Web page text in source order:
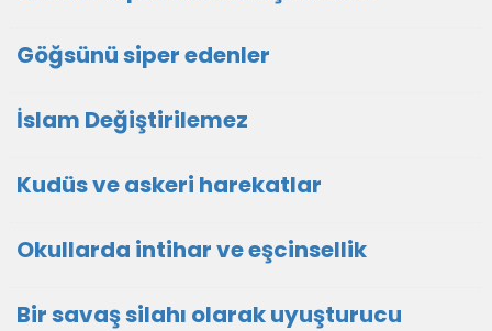
Göğsünü siper edenler
İslam Değiştirilemez
Kudüs ve askeri harekatlar
Okullarda intihar ve eşcinsellik
Bir savaş silahı olarak uyuşturucu